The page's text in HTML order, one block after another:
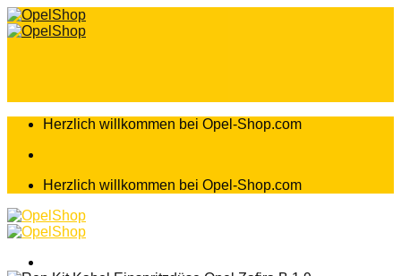
Zum
Inhalt
Herzlich willkommen bei Opel-Shop.com
Herzlich willkommen bei Opel-Shop.com